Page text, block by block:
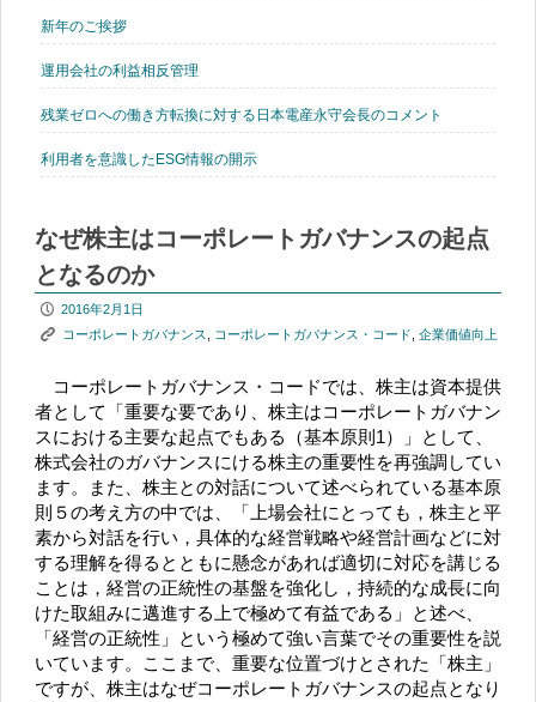
新年のご挨拶
運用会社の利益相反管理
残業ゼロへの働き方転換に対する日本電産永守会長のコメント
利用者を意識したESG情報の開示
なぜ株主はコーポレートガバナンスの起点
となるのか
P 2016年2月1日
K コーポレートガバナンス コーポレートガバナンス・コード 企業価値向上
コーポレートガバナンス・コードでは、株主は資本提供
者として「重要な要であり、株主はコーポレートガバナン
スにおける主要な起点でもある（基本原則1）」として、
株式会社のガバナンスにける株主の重要性を再強調してい
ます。また、株主との対話について述べられている基本原
則５の考え方の中では、「上場会社にとっても，株主と平
素から対話を行い，具体的な経営戦略や経営計画などに対
する理解を得るとともに懸念があれば適切に対応を講じる
ことは，経営の正統性の基盤を強化し，持続的な成長に向
けた取組みに邁進する上で極めて有益である」と述べ、
「経営の正統性」という極めて強い言葉でその重要性を説
いています。ここまで、重要な位置づけとされた「株主」
ですが、株主はなぜコーポレートガバナンスの起点となり